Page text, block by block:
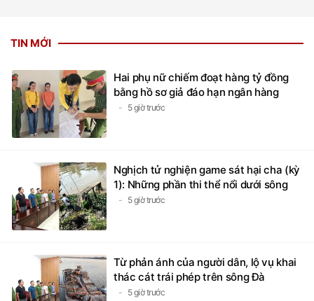
TIN MỚI
Hai phụ nữ chiếm đoạt hàng tỷ đồng
bằng hồ sơ giả đáo hạn ngân hàng
5 giờ trước
Nghịch tử nghiện game sát hại cha (kỳ
1): Những phần thi thể nổi dưới sông
5 giờ trước
Từ phản ánh của người dân, lộ vụ khai
thác cát trái phép trên sông Đà
5 giờ trước